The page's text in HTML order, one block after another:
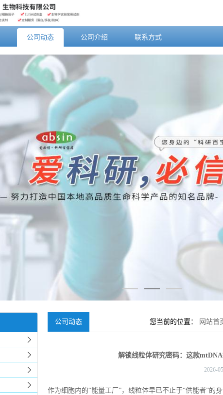
公司动态 公司介绍 联系方式
公司动态 您当前的位置： 网站首
解锁线粒体研究密码：这款
2026-
作为细胞内的“能量工厂”，线粒体早已不止于“供能者”的